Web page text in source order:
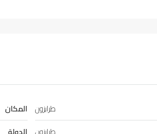
طرابزون المكان